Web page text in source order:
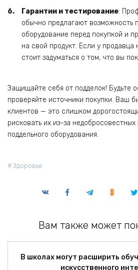
Гарантии и тестирование:
обычно предлагают возможность
оборудование перед покупкой и
на свой продукт. Если у
стоит задуматься о том, что вы
Защищайте себя от подделок! Будьте
проверяйте источники покупки. Ваш
клиентов — это слишком
рисковать их из-за
поддельного оборудования.
Здоровье
Вам также может
В школах могут расширить
искусственного